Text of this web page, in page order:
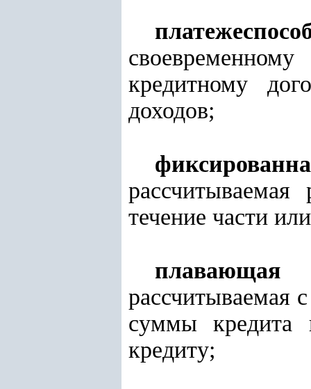
кредитному
доходов;
течение части
плавающая
рассчитываемая
суммы кредита
кредиту;